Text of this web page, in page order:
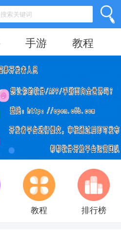
手游 教程
教程 排行榜